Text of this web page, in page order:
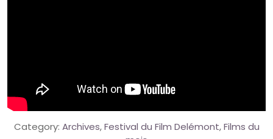
Category: Archives,Festival du Film Delémont,Films du